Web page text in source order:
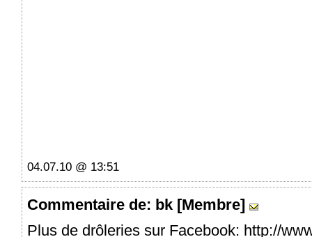
04.07.10 @ 13:51
Commentaire de: bk [Membre]
Plus de drôleries sur Facebook: http://